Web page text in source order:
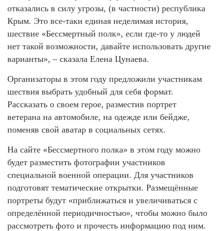
отказались в силу угрозы, (в частности) республика
Крым. Это все-таки единая неделимая история,
шествие «Бессмертный полк», если где-то у людей
нет такой возможности, давайте использовать другие
варианты», – сказала Елена Цунаева.
Организаторы в этом году предложили участникам
шествия выбрать удобный для себя формат.
Рассказать о своем герое, разместив портрет
ветерана на автомобиле, на одежде или бейдже,
поменяв свой аватар в социальных сетях.
На сайте «Бессмертного полка» в этом году можно
будет разместить фотографии участников
специальной военной операции. Для участников
подготовят тематические открытки. Размещённые
портреты будут «приближаться и увеличиваться с
определённой периодичностью», чтобы можно было
рассмотреть фото и прочесть информацию под ним.